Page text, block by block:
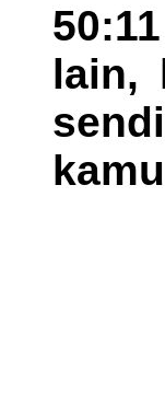
lain,